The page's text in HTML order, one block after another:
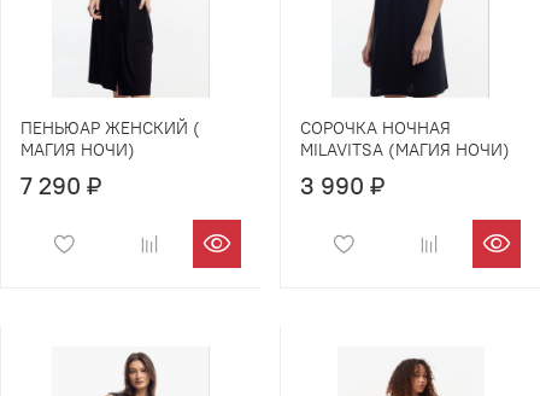
ПЕНЬЮАР ЖЕНСКИЙ (
МАГИЯ НОЧИ)
7 290 ₽
СОРОЧКА НОЧНАЯ
MILAVITSA (МАГИЯ НОЧИ)
3 990 ₽